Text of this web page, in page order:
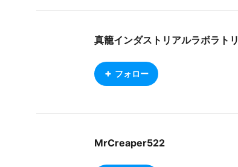
真籠インダストリアルラボラトリ
フォロー
MrCreaper522